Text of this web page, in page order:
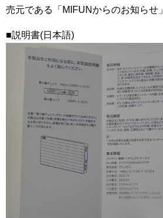
売元である「MIFUNからのお知らせ
■説明書(日本語)